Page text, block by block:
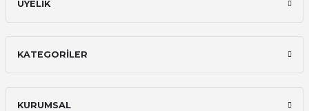
ÜYELİK
KATEGORİLER
KURUMSAL